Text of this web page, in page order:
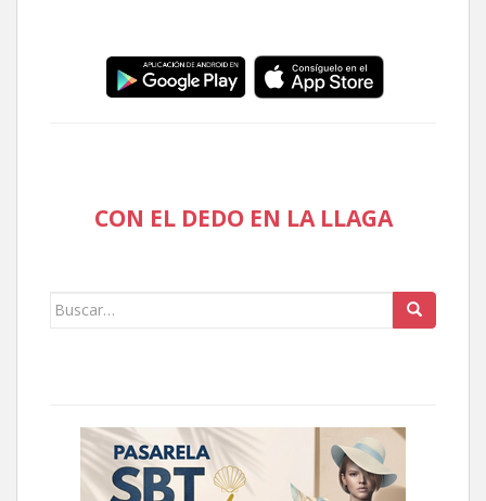
CON EL DEDO EN LA LLAGA
Buscar: